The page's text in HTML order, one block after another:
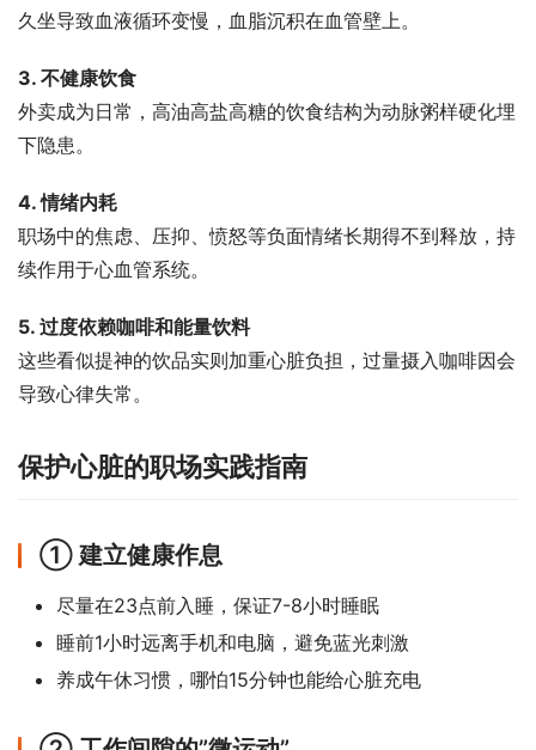
久坐导致血液循环变慢，血脂沉积在血管壁上。
3. 不健康饮食
外卖成为日常，高油高盐高糖的饮食结构为动脉粥样硬化埋
下隐患。
4. 情绪内耗
职场中的焦虑、压抑、愤怒等负面情绪长期得不到释放，持
续作用于心血管系统。
5. 过度依赖咖啡和能量饮料
这些看似提神的饮品实则加重心脏负担，过量摄入咖啡因会
导致心律失常。
保护心脏的职场实践指南
① 建立健康作息
尽量在23点前入睡，保证7-8小时睡眠
睡前1小时远离手机和电脑，避免蓝光刺激
养成午休习惯，哪怕15分钟也能给心脏充电